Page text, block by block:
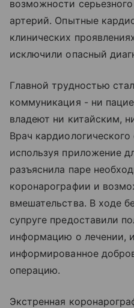
возможности
артерий. Опытные
клинических
исключили опасный
Главной трудностью
коммуникация - ни
владеют ни китайским,
Врач
используя приложение
разъяснила паре
коронарографии и
вмешательства. В ходе
супруге предоставили
информацию о лечении,
информированное
операцию.
Экстренная